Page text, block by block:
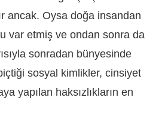
ancak. Oysa doğa insandan
var etmiş ve ondan sonra da
sonradan bünyesinde
sosyal kimlikler, cinsiyet
yapılan haksızlıkların en